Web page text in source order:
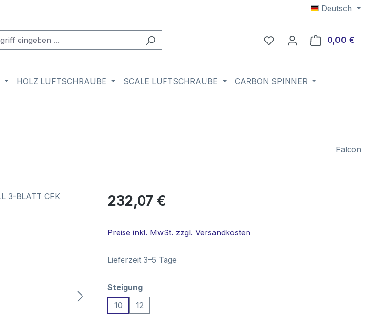
Deutsch
Du hast 0 Produkte auf
0,00 €
HOLZ LUFTSCHRAUBE SCALE LUFTSCHRAUBE
CARBON SPINNER
Falcon
Regulärer Preis:
232,07 €
Preise inkl. MwSt. zzgl. Versandkosten
Lieferzeit 3–5 Tage
Steigungauswählen
10
12